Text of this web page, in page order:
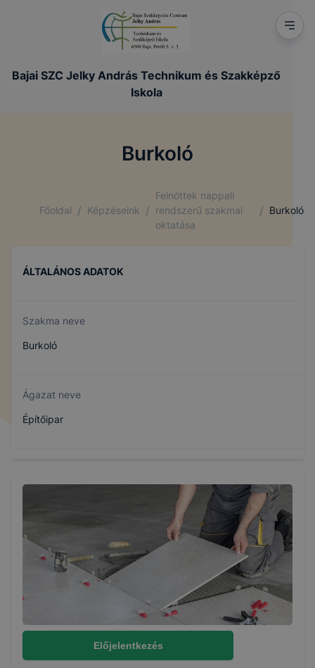
Bajai SZC Jelky András Technikum és Szakképző
Iskola
Burkoló
Főoldal / Képzéseink /
Felnőttek nappali
rendszerű szakmai
oktatása
/ Burkoló
ÁLTALÁNOS ADATOK
Szakma neve
Burkoló
Ágazat neve
Építőipar
Képzés időtartama
Választható szakmairányok:
Nem válaszható
Előjelentkezés